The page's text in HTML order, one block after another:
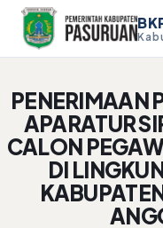
PENERIMAAN
APARATUR
CALON
DI